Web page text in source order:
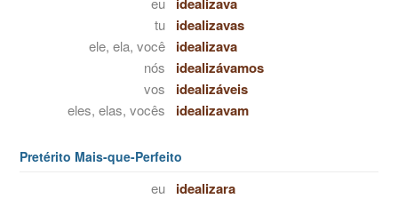
tu idealizavas
ele, ela, você idealizava
nós idealizávamos
vos idealizáveis
eles, elas, vocês idealizavam
Pretérito Mais-que-Perfeito
eu idealizara